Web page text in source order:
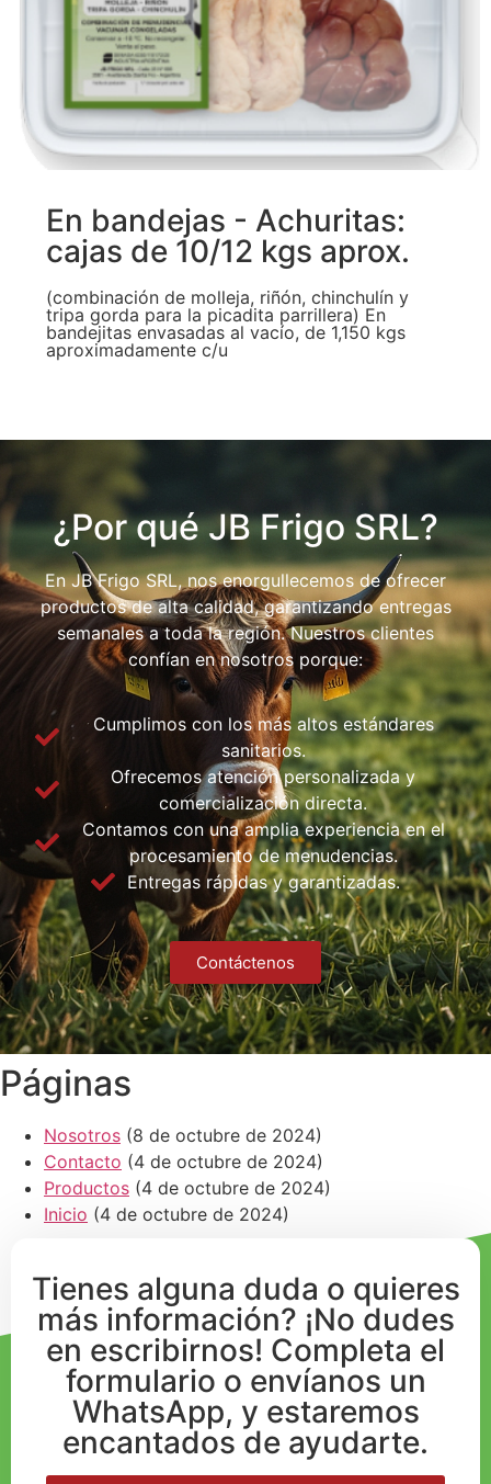
En bandejas - Achuritas:
cajas de 10/12 kgs aprox.
(combinación de molleja, riñón, chinchulín y
tripa gorda para la picadita parrillera) En
bandejitas envasadas al vacío, de 1,150 kgs
aproximadamente c/u
¿Por qué JB Frigo SRL?
En JB Frigo SRL, nos enorgullecemos de ofrecer
productos de alta calidad, garantizando entregas
semanales a toda la región. Nuestros clientes
confían en nosotros porque:
Cumplimos con los más altos estándares
sanitarios.
Ofrecemos atención personalizada y
comercialización directa.
Contamos con una amplia experiencia en el
procesamiento de menudencias.
Entregas rápidas y garantizadas.
Contáctenos
Páginas
Nosotros (8 de octubre de 2024)
Contacto (4 de octubre de 2024)
Productos (4 de octubre de 2024)
Inicio (4 de octubre de 2024)
Tienes alguna duda o quieres
más información? ¡No dudes
en escribirnos! Completa el
formulario o envíanos un
WhatsApp, y estaremos
encantados de ayudarte.